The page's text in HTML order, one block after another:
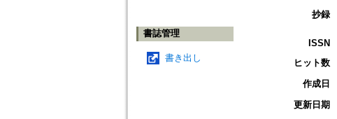
書誌管理
書き出し
抄録
ISSN
ヒット数
作成日
更新日期